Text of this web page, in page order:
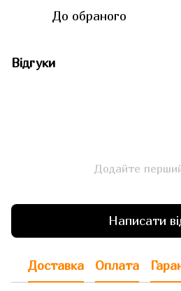
До обраного
Відгуки
Додайте
Написати
Доставка Оплата